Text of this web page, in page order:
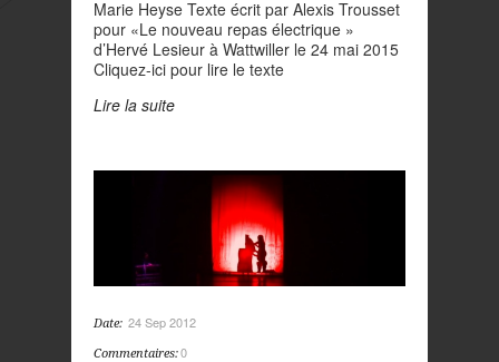
Marie Heyse Texte écrit par Alexis Trousset
pour «Le nouveau repas électrique »
d’Hervé Lesieur à Wattwiller le 24 mai 2015
Cliquez-ici pour lire le texte
Lire la suite
Date: 24 Sep 2012
Commentaires:0